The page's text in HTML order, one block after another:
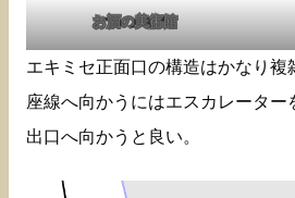
お酒の美術館
エキミセ正面口の構造はかなり複
座線へ向かうにはエスカレーター
出口へ向かうと良い。